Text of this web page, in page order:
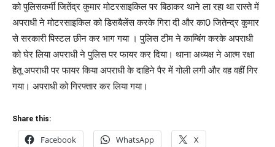
को पुलिसकर्मी जितेंद्र कुमार मोटरसाइकिल पर बिठाकर थाने ला रहा था रास्ते में
अपराधी ने मोटरसाइकिल को डिसबैलेंस करके गिरा दी और का0 जितेन्द्र कुमार
से सरकारी पिस्टल छीन कर भाग गया । पुलिस टीम ने काम्बिंग करके अपराधी
को घेर लिया अपराधी ने पुलिस पर फायर कर दिया। थाना अध्यक्ष ने आत्म रक्षा
हेतू अपराधी पर फायर किया अपराधी के दाहिने पैर में गोली लगी और वह वहीं गिर
गया। अपराधी को गिरफ्तार कर लिया गया।
Share this:
Facebook WhatsApp X